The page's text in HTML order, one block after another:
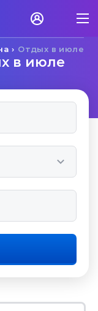
Отдых в июле
в июле